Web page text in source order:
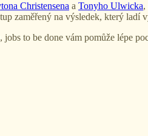
Christensena a Tonyho Ulwicka,
zaměřený na výsledek, který ladí
to be done vám pomůže lépe